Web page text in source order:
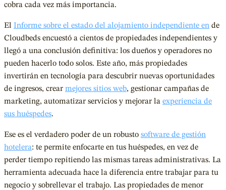
cobra cada vez más importancia.
El Informe sobre el estado del alojamiento independiente en de
Cloudbeds encuestó a cientos de propiedades independientes y
llegó a una conclusión definitiva: los dueños y operadores no
pueden hacerlo todo solos. Este año, más propiedades
invertirán en tecnología para descubrir nuevas oportunidades
de ingresos, crear mejores sitios web, gestionar campañas de
marketing, automatizar servicios y mejorar la experiencia de
sus huéspedes.
Ese es el verdadero poder de un robusto software de gestión
hotelera: te permite enfocarte en tus huéspedes, en vez de
perder tiempo repitiendo las mismas tareas administrativas. La
herramienta adecuada hace la diferencia entre trabajar para tu
negocio y sobrellevar el trabajo. Las propiedades de menor